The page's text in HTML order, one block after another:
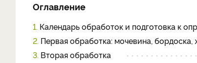
Оглавление
1. Календарь обработок и подготовка к
2. Первая обработка: мочевина,
3. Вторая обработка